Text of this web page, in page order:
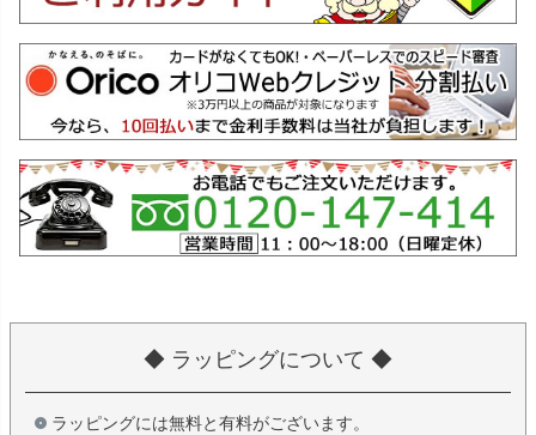
◆ ラッピングについて ◆
ラッピングには無料と有料がございます。